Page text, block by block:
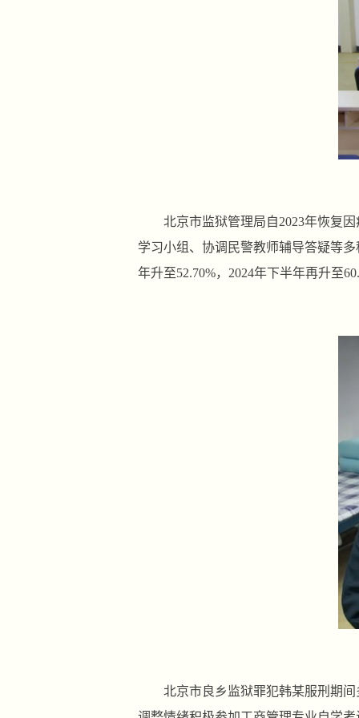
北京市监狱管理局自2023年恢复
学习小组、协调民警教师辅导答疑等
年升至52.70%，2024年下半年再升至
北京市良乡监狱罪犯韩某服刑期